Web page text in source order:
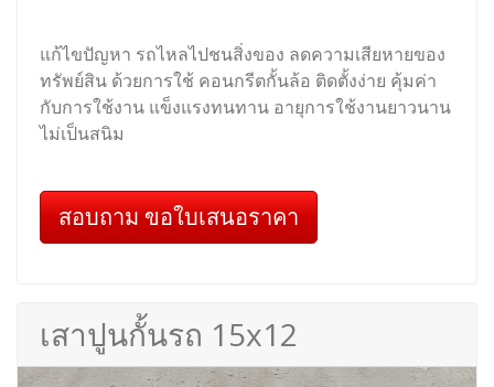
แก้ไขปัญหา รถไหลไปชนสิ่งของ ลดความเสียหายของ
ทรัพย์สิน ด้วยการใช้ คอนกรีตกั้นล้อ ติดตั้งง่าย คุ้มค่า
กับการใช้งาน แข็งแรงทนทาน อายุการใช้งานยาวนาน
ไม่เป็นสนิม
สอบถาม ขอใบเสนอราคา
เสาปูนกั้นรถ 15x12